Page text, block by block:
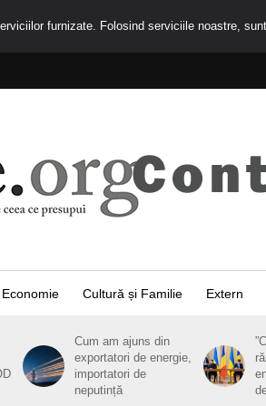
Economie Cultură și Familie Extern
Cum am ajuns din
exportatori de energie,
importatori de
neputință
furnizate. Folosind serviciile noastre,